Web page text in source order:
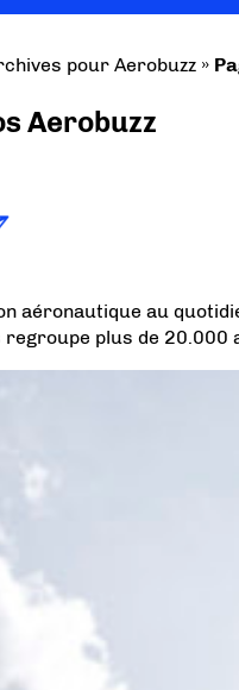
pour Aerobuzz »
Aerobuzz
aéronautique au
regroupe plus de